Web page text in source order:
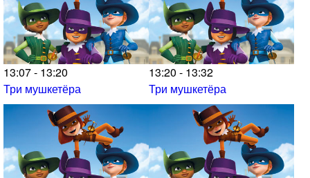
13:07 - 13:20
Три мушкетёра
13:20 - 13:32
Три мушкетёра